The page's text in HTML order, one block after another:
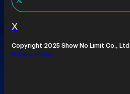
X
Copyright 2025 Show No Limit Co., Ltd.
Privacy Policy